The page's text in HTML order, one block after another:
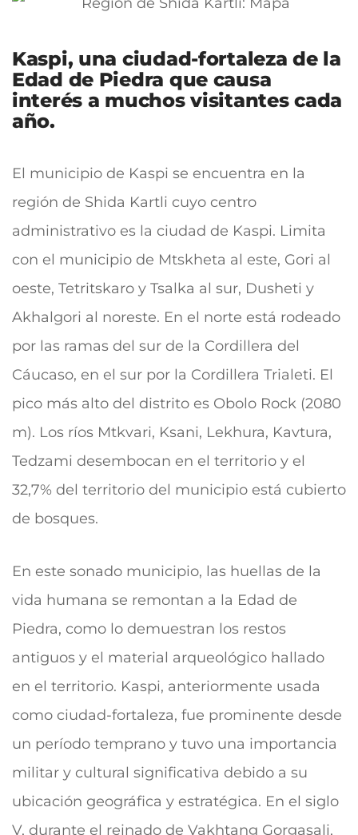
Kaspi, una ciudad-fortaleza de la
Edad de Piedra que causa
interés a muchos visitantes cada
año.
El municipio de Kaspi se encuentra en la
región de Shida Kartli cuyo centro
administrativo es la ciudad de Kaspi. Limita
con el municipio de Mtskheta al este, Gori al
oeste, Tetritskaro y Tsalka al sur, Dusheti y
Akhalgori al noreste. En el norte está rodeado
por las ramas del sur de la Cordillera del
Cáucaso, en el sur por la Cordillera Trialeti. El
pico más alto del distrito es Obolo Rock (2080
m). Los ríos Mtkvari, Ksani, Lekhura, Kavtura,
Tedzami desembocan en el territorio y el
32,7% del territorio del municipio está cubierto
de bosques.
En este sonado municipio, las huellas de la
vida humana se remontan a la Edad de
Piedra, como lo demuestran los restos
antiguos y el material arqueológico hallado
en el territorio. Kaspi, anteriormente usada
como ciudad-fortaleza, fue prominente desde
un período temprano y tuvo una importancia
militar y cultural significativa debido a su
ubicación geográfica y estratégica. En el siglo
V, durante el reinado de Vakhtang Gorgasali,